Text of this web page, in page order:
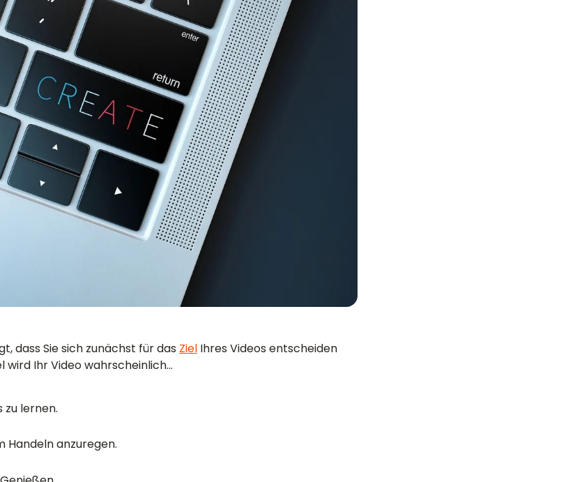
dass Sie sich zunächst für das Ziel Ihres Videos entscheiden
wird Ihr Video wahrscheinlich...
zu lernen.
Handeln anzuregen.